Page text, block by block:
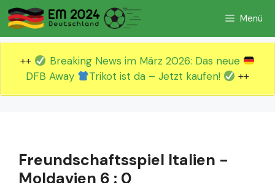
Zum
Inhalt
springen
Menü
++
Breaking News im März 2026: Das neue
DFB Away
Trikot ist da – Jetzt kaufen! ++
Freundschaftsspiel Italien -
Moldavien 6 : 0